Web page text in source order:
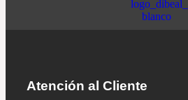
Atención al Cliente